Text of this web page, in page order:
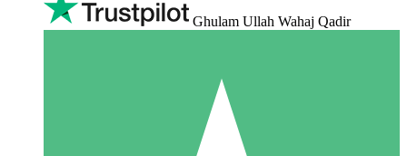
Ghulam Ullah Wahaj Qadir